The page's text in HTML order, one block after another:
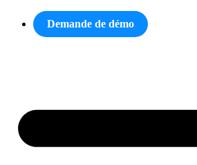
Demande de démo